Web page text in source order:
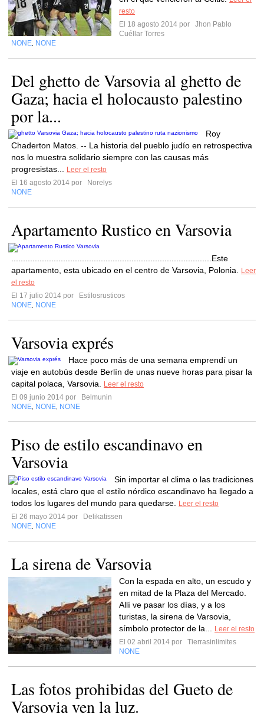
resto
El 18 agosto 2014 por
Jhon Pablo
Cuéllar Torres
NONE NONE
Del ghetto de Varsovia al ghetto de
Gaza; hacia el holocausto palestino
por la...
Roy
Chaderton Matos. -- La historia del pueblo judío en retrospectiva
nos lo muestra solidario siempre con las causas más
progresistas...
Leer el resto
El 16 agosto 2014 por
Norelys
NONE
Apartamento Rustico en Varsovia
.....................................................................................Este
apartamento, esta ubicado en el centro de Varsovia, Polonia.
Leer
el resto
El 17 julio 2014 por
Estilosrusticos
NONE NONE
Varsovia exprés
Hace poco más de una semana emprendí un
viaje en autobús desde Berlín de unas nueve horas para pisar la
capital polaca, Varsovia.
Leer el resto
El 09 junio 2014 por
Belmunin
NONE NONE NONE
Piso de estilo escandinavo en
Varsovia
Sin importar el clima o las tradiciones
locales, está claro que el estilo nórdico escandinavo ha llegado a
todos los lugares del mundo para quedarse.
Leer el resto
El 26 mayo 2014 por
Delikatissen
NONE NONE
La sirena de Varsovia
Con la espada en alto, un escudo y
en mitad de la Plaza del Mercado.
Allí ve pasar los días, y a los
turistas, la sirena de Varsovia,
símbolo protector de la...
Leer el resto
El 02 abril 2014 por
Tierrasinlimites
NONE
Las fotos prohibidas del Gueto de
Varsovia ven la luz.